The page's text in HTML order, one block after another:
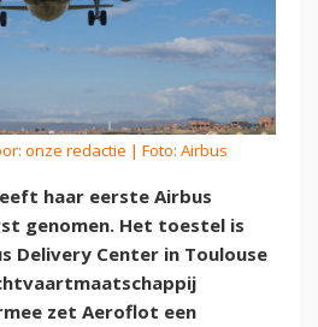
onze redactie | Foto: Airbus
haar eerste Airbus
genomen. Het toestel is
Delivery Center in Toulouse
zet Aeroflot een